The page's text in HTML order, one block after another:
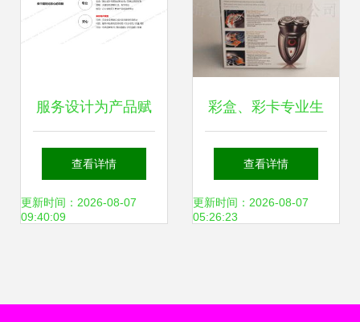
服务设计为产品赋
能的四大专业方法
查看详情
更新时间：2026-08-07
09:40:09
彩盒、彩卡专业生
产与包装印刷一体
化服务解决方案
查看详情
更新时间：2026-08-07
05:26:23